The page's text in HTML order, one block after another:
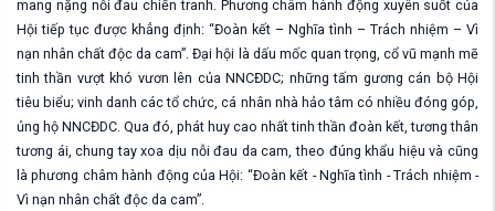
mang nặng nỗi đau chiến tranh. Phương châm hành động xuyên suốt của
Hội tiếp tục được khẳng định: “Đoàn kết – Nghĩa tình – Trách nhiệm – Vì
nạn nhân chất độc da cam”. Đại hội là dấu mốc quan trọng, cổ vũ mạnh mẽ
tinh thần vượt khó vươn lên của NNCĐDC; những tấm gương cán bộ Hội
tiêu biểu; vinh danh các tổ chức, cá nhân nhà hảo tâm có nhiều đóng góp,
ủng hộ NNCĐDC. Qua đó, phát huy cao nhất tinh thần đoàn kết, tương thân
tương ái, chung tay xoa dịu nỗi đau da cam, theo đúng khẩu hiệu và cũng
là phương châm hành động của Hội: “Đoàn kết - Nghĩa tình - Trách nhiệm -
Vì nạn nhân chất độc da cam”.